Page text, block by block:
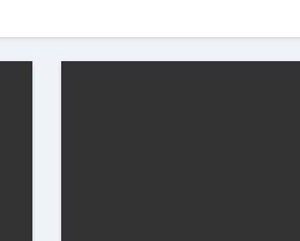
do sistema de TI
enfrentada pelos criadores no